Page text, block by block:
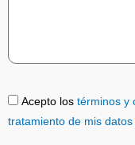
Acepto los términos y
tratamiento de mis